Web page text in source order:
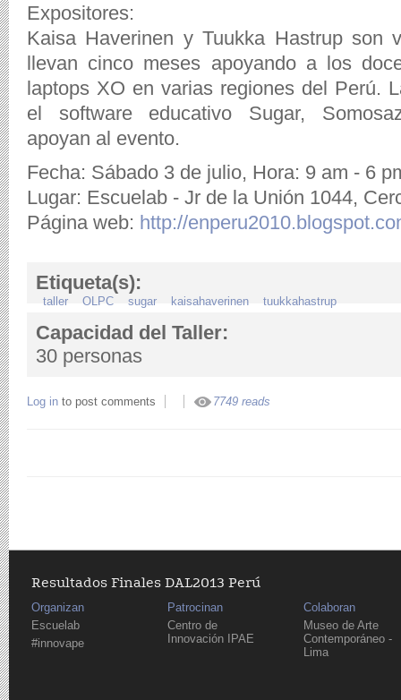
Expositores:
Kaisa Haverinen y Tuukka Hastrup son
llevan cinco meses apoyando a los
laptops XO en varias regiones del Perú.
el software educativo Sugar,
apoyan al evento.
Fecha: Sábado 3 de julio, Hora: 9 am - 6
Lugar: Escuelab - Jr de la Unión 1044,
Página web: http://
Etiqueta(s):
taller OLPC sugar kaisahaverinen tuukkahastrup
Capacidad del Taller:
30 personas
Log in to post comments 7749 reads
Resultados Finales DAL2013 Perú
Organizan
Escuelab
#innovape
Patrocinan
Centro de
Innovación IPAE
Colaboran
Museo de Arte
Contemporáneo -
Lima